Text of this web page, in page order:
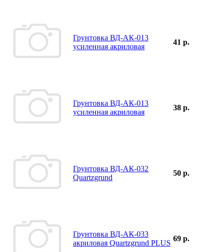
Грунтовка ВД-АК-013
усиленная акриловая
41 р.
Грунтовка ВД-АК-013
усиленная акриловая
38 р.
Грунтовка ВД-АК-032
Quartzgrund
50 р.
Грунтовка ВД-АК-033
акриловая Quartzgrund PLUS
69 р.